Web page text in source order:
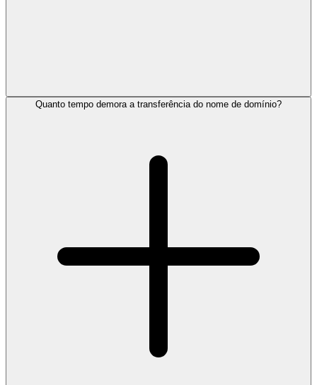
Quanto tempo demora a transferência do nome de domínio?